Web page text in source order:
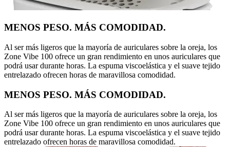
MENOS PESO. MÁS COMODIDAD.
Al ser más ligeros que la mayoría de auriculares sobre la oreja, los
Zone Vibe 100 ofrece un gran rendimiento en unos auriculares que
podrá usar durante horas. La espuma viscoelástica y el suave tejido
entrelazado ofrecen horas de maravillosa comodidad.
MENOS PESO. MÁS COMODIDAD.
Al ser más ligeros que la mayoría de auriculares sobre la oreja, los
Zone Vibe 100 ofrece un gran rendimiento en unos auriculares que
podrá usar durante horas. La espuma viscoelástica y el suave tejido
entrelazado ofrecen horas de maravillosa comodidad.